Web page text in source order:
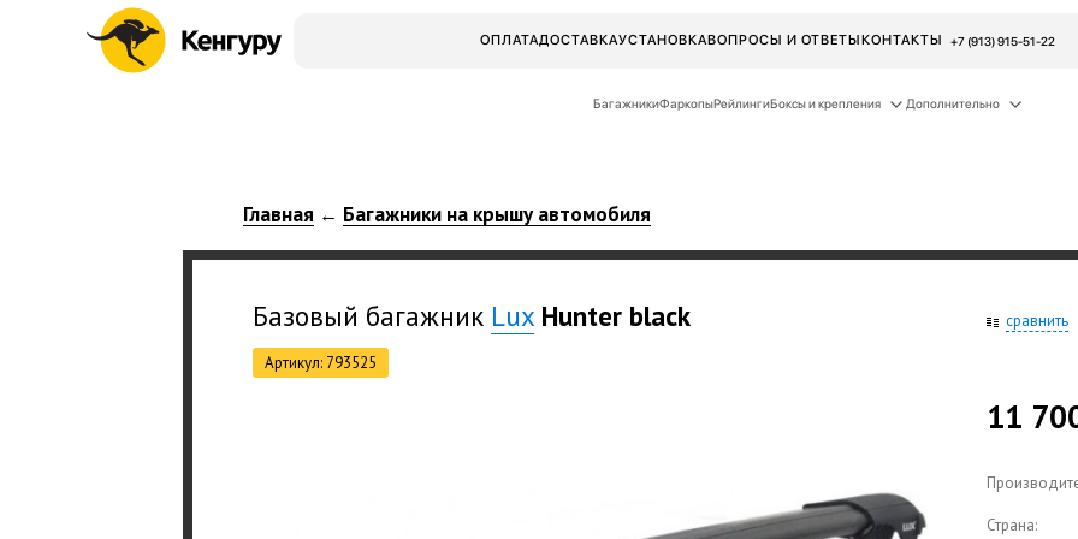
ОПЛАТАДОСТАВКАУСТАНОВКАВОПРОСЫ И ОТВЕТЫКОНТАКТЫ +7 (913) 915-51-22
БагажникиФаркопыРейлингиБоксы и крепления Дополнительно
Главная ← Багажники на крышу автомобиля
Базовый багажник Lux Hunter black
Артикул: 793525
сравнить
11
Страна: